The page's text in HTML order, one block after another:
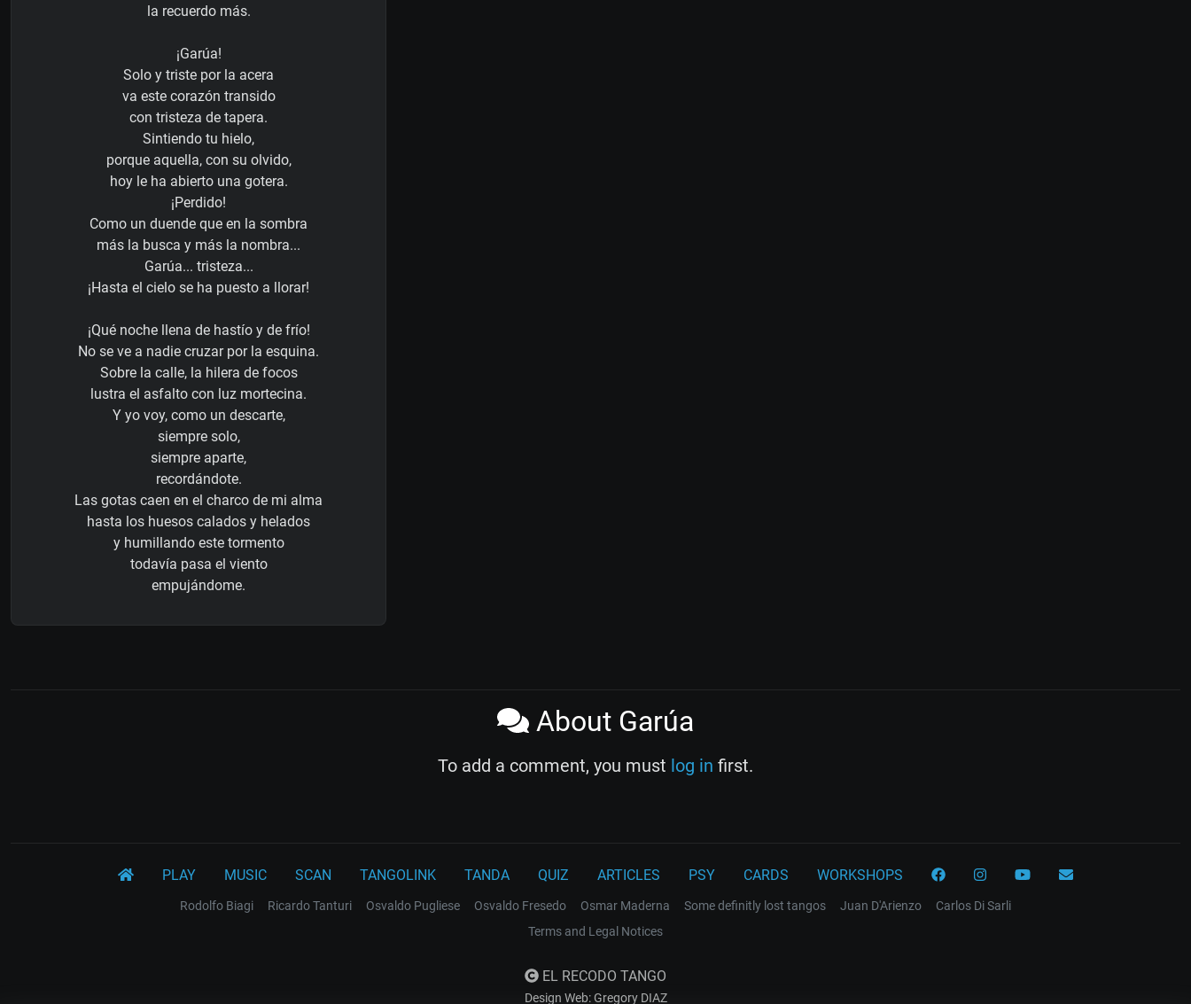
la recuerdo más.
¡Garúa!
Solo y triste por la acera
va este corazón transido
con tristeza de tapera.
Sintiendo tu hielo,
porque aquella, con su olvido,
hoy le ha abierto una gotera.
¡Perdido!
Como un duende que en la sombra
más la busca y más la nombra...
Garúa... tristeza...
¡Hasta el cielo se ha puesto a llorar!
¡Qué noche llena de hastío y de frío!
No se ve a nadie cruzar por la esquina.
Sobre la calle, la hilera de focos
lustra el asfalto con luz mortecina.
Y yo voy, como un descarte,
siempre solo,
siempre aparte,
recordándote.
Las gotas caen en el charco de mi alma
hasta los huesos calados y helados
y humillando este tormento
todavía pasa el viento
empujándome.
About Garúa
To add a comment, you must log in first.
PLAY MUSIC SCAN TANGOLINK TANDA QUIZ ARTICLES PSY CARDS WORKSHOPS
Rodolfo Biagi Ricardo Tanturi Osvaldo Pugliese Osvaldo Fresedo Osmar Maderna Some definitly lost tangos Juan D'Arienzo
Carlos Di Sarli
Terms and Legal Notices
EL RECODO TANGO
Design Web: Gregory DIAZ